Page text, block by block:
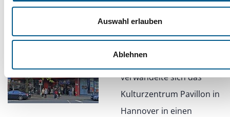
Auswahl erlauben
Ablehnen
Vom 12. bis 14.
September 2025
verwandelte sich das
Kulturzentrum Pavillon in
Hannover in einen